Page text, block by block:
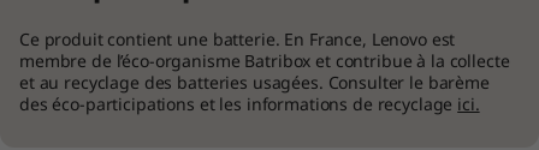
Edition Core™ Ultra 7, le Lenovo Yoga Book 9i
Gen 9 (13″ Intel) est parfaitement adapté à
votre style de vie hybride. Associé à
l'apprentissage automatique accéléré de
Lenovo AI Engine+, l'appareil libère
Ce produit contient une batterie. En France, Lenovo est
membre de l’éco-organisme Batribox et contribue à la collecte
et au recyclage des batteries usagées. Consulter le barème
des éco-participations et les informations de recyclage ici.